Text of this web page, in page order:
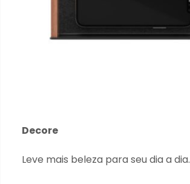
Decore
Leve mais beleza para seu dia a dia.